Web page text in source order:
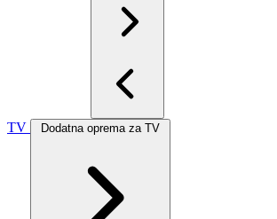
TV Dodatna oprema za TV